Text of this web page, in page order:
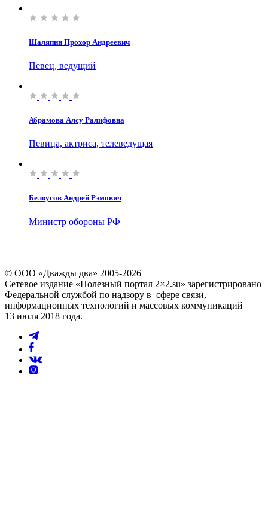
Шаляпин Прохор Андреевич
Певец, ведущий
Абрамова Алсу Ралифовна
Певица, актриса, телеведущая
Белоусов Андрей Рэмович
Министр обороны РФ
© ООО «Дважды два» 2005-2026
Сетевое издание «Полезный портал 2×2.su» зарегистрировано
Федеральной службой по надзору в сфере связи,
информационных технологий и массовых коммуникаций
13 июля 2018 года.